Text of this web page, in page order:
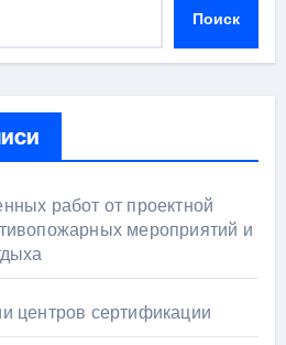
Поиск
работ от проектной
мероприятий и
центров сертификации